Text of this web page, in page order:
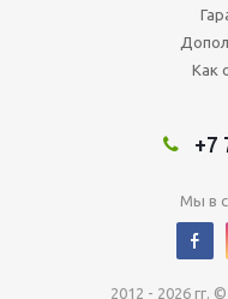
Как
+7
Мы в
2012 - 2026